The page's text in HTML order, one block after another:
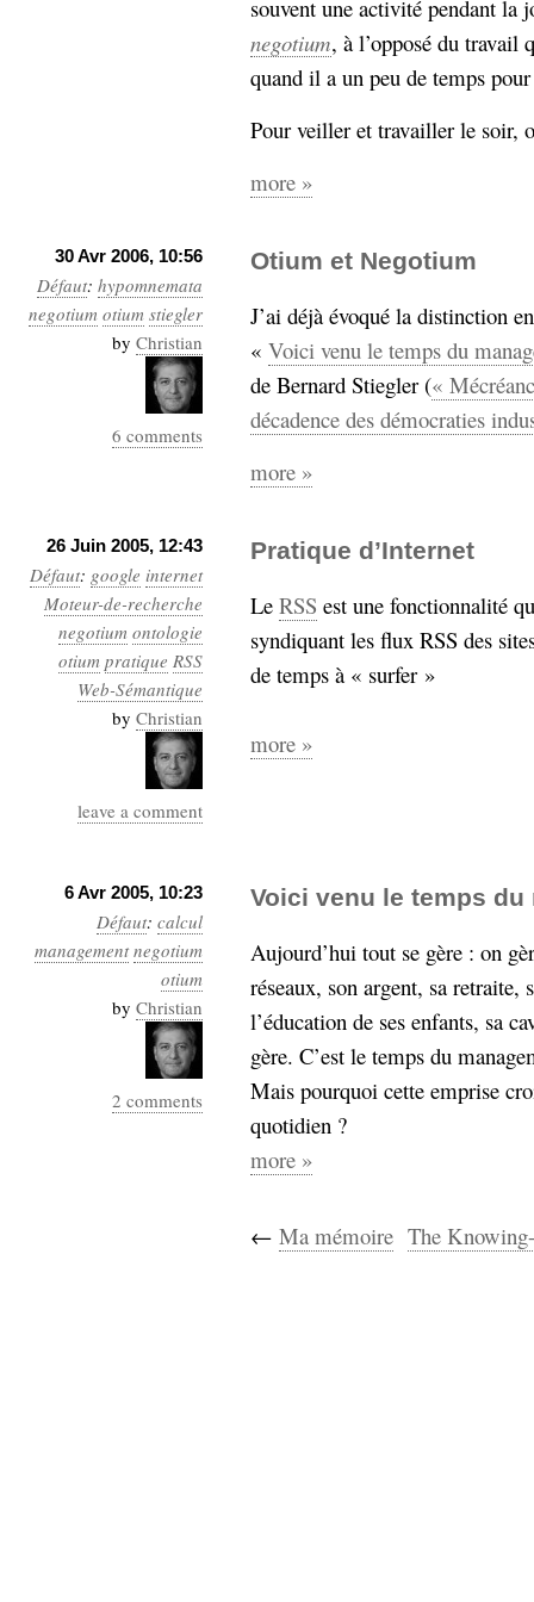
souvent une activité pendant la
negotium, à l’opposé du
quand il a un peu de temps
Pour veiller et travailler le soir,
more »
30 Avr 2006, 10:56
Défaut: hypomnemata
negotium otium stiegler
by Christian
6 comments
Otium et Negotium
J’ai déjà évoqué la distinction
« Voici venu le temps du
de Bernard Stiegler («
décadence des démocraties
more »
26 Juin 2005, 12:43
Défaut: google internet
Moteur-de-recherche
negotium ontologie
otium pratique RSS
Web-Sémantique
by Christian
leave a comment
Pratique d’Internet
Le RSS est une fonctionnalité
syndiquant les flux RSS des
de temps à « surfer »
more »
6 Avr 2005, 10:23
Défaut: calcul
management negotium
otium
by Christian
2 comments
Voici venu le temps
Aujourd’hui tout se gère : on
réseaux, son argent, sa
l’éducation de ses enfants, sa
gère. C’est le temps du
Mais pourquoi cette emprise
quotidien ?
more »
← Ma mémoire The
programmation projet
prolétarisation
REST
simondon Social-Network
stiegler
support_numérique
système_d'information
technologies
Sémantique
économieécriture
Archives
Archives